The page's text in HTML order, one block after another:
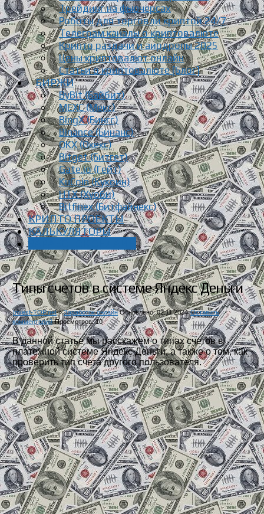
Трейдинг на фьючерсах
Роботы для торговли криптой 24/7
Телеграм каналы о криптовалюте
Крипто раздачи и аирдропы 2025
Цены криптовалют онлайн
Статьи о криптовалюте [Блог]
БИРЖИ
ByBit (Байбит)
MEXC (Мекс)
BingX (Бингс)
Binance (Бинанс)
OKX (Окекс)
Bitget (Битгет)
Gate.io (Гейт)
KuCoin (Кукоин)
HTX (Хуоби)
Bitfinex (Битфайнекс)
КРИПТО ПРОЕКТЫ
КАЛЬКУЛЯТОРЫ
Типы счетов в системе Яндекс Деньги
Invest-TOP.net»Заработок онлайн Обновлено: 02.11.2024 Оставить
комментарий Просмотров: 10
В данной статье мы расскажем о типах счетов в
платежной системе Яндекс Деньги, а также о том, как
проверить тип счета другого пользователя.